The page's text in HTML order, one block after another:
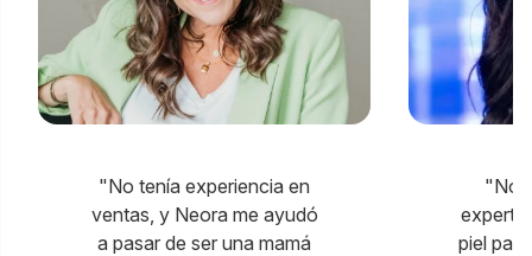
"No tenía experiencia en
ventas, y Neora me ayudó
a pasar de ser una mamá
"No
experta
piel